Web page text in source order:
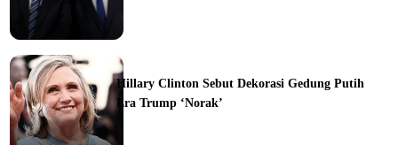
Hillary Clinton Sebut Dekorasi Gedung Putih
Era Trump ‘Norak’